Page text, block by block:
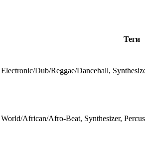
Теги
Electronic/Dub/Reggae/Dancehall,
World/African/Afro-Beat, Synthesizer,